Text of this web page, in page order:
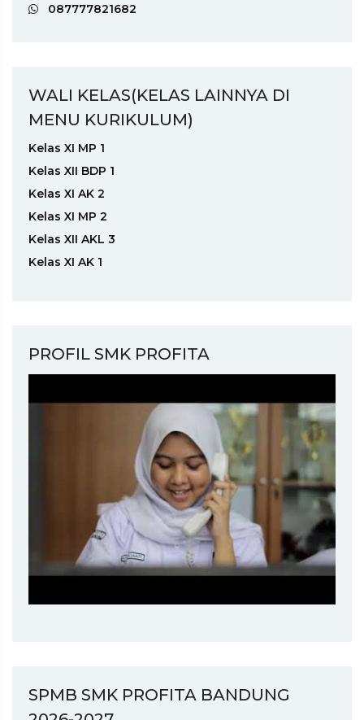
087777821682
WALI KELAS(KELAS LAINNYA DI
MENU KURIKULUM)
Kelas XI MP 1
Kelas XII BDP 1
Kelas XI AK 2
Kelas XI MP 2
Kelas XII AKL 3
Kelas XI AK 1
PROFIL SMK PROFITA
SPMB SMK PROFITA BANDUNG